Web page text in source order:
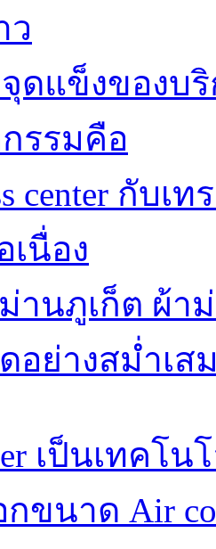
ว
ดแข็งของบ
รรมคือ
center กับ
เนื่อง
านภูเก็ต ผ้า
อย่างสม่ำเสม
เป็นเทคโ
กขนาด Air